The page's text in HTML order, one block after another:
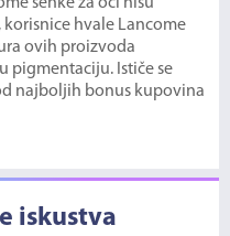
hvale Lancome
ovih proizvoda
pigmentaciju. Ističe se
najboljih bonus kupovina
iskustva